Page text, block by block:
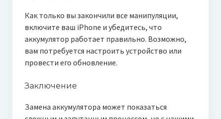
Как только вы закончили все манипуляции,
включите ваш iPhone и убедитесь, что
аккумулятор работает правильно. Возможно,
вам потребуется настроить устройство или
провести его обновление.
Заключение
Замена аккумулятора может показаться